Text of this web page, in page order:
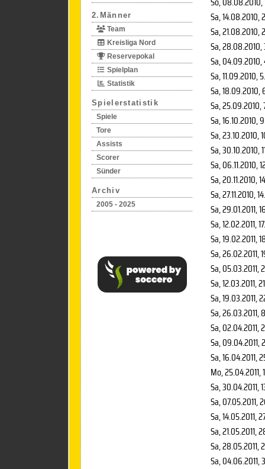
2.Männer
Team
Kreisliga Nord
Reservepokal
Spielplan
Statistik
Spielerstatistik
Spiele
Tore
Assists
Scorer
Sünder
Archiv
2005 - 2025
Sa, 14.08.2010,
Sa, 21.08.2010,
Sa, 28.08.2010,
Sa, 04.09.2010,
Sa, 11.09.2010,
Sa, 18.09.2010,
Sa, 25.09.2010,
Sa, 16.10.2010,
Sa, 23.10.2010,
Sa, 30.10.2010,
Sa, 06.11.2010,
Sa, 20.11.2010,
Sa, 27.11.2010,
Sa, 29.01.2011,
Sa, 12.02.2011,
Sa, 19.02.2011,
Sa, 26.02.2011,
Sa, 05.03.2011,
Sa, 12.03.2011,
Sa, 19.03.2011,
Sa, 26.03.2011,
Sa, 02.04.2011,
Sa, 09.04.2011,
Sa, 16.04.2011,
Mo, 25.04.2011,
Sa, 30.04.2011,
Sa, 07.05.2011,
Sa, 14.05.2011,
Sa, 21.05.2011,
Sa, 28.05.2011,
Sa, 04.06.2011,